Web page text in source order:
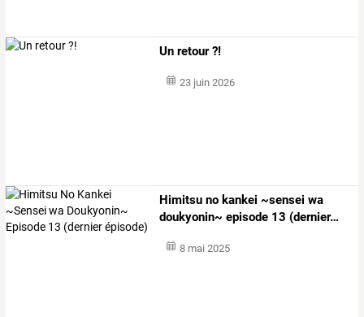
Un retour ?!
23 juin 2026
Himitsu no kankei ~sensei wa
doukyonin~ episode 13 (dernier…
8 mai 2025